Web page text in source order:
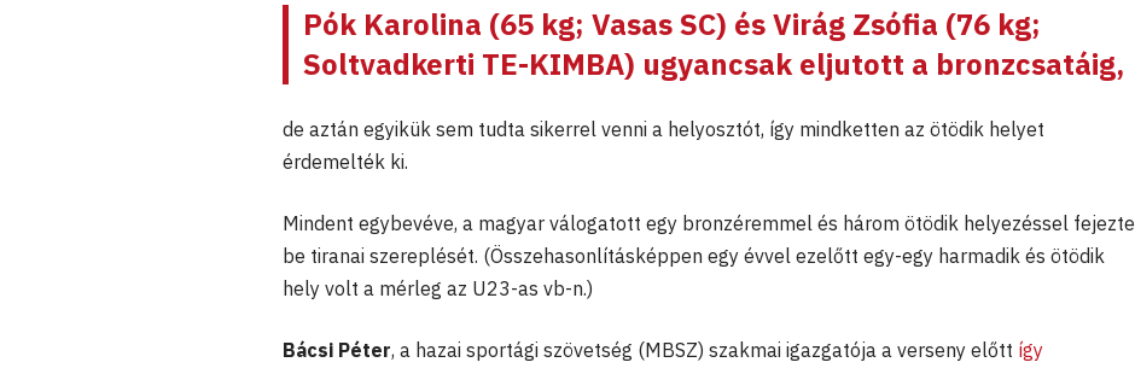
Pók Karolina (65 kg; Vasas SC) ésVirág Zsófia (76 kg;
Soltvadkerti TE-KIMBA) ugyancsak eljutott a bronzcsatáig,
de aztán egyikük sem tudta sikerrel venni a helyosztót, így mindketten az ötödik helyet
érdemelték ki.
Mindent egybevéve, a magyar válogatott egy bronzéremmel és három ötödik helyezéssel fejezte
be tiranai szereplését. (Összehasonlításképpen egy évvel ezelőtt egy-egy harmadik és ötödik
hely volt a mérleg az U23-as vb-n.)
Bácsi Péter, a hazai sportági szövetség (MBSZ) szakmai igazgatója a verseny előtt így